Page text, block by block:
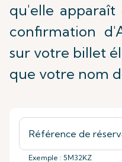
qu'elle
confirmation
sur votre billet
que votre nom
Exemple : 5M32KZ